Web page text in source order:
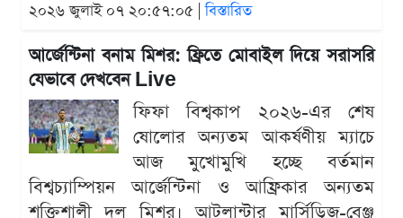
২০২৬ জুলাই ০৭ ২০:৫৭:০৫ |বিস্তারিত
আর্জেন্টিনা বনাম মিশর: ফ্রিতে মোবাইল দিয়ে সরাসরি
যেভাবে দেখবেন Live
ফিফা বিশ্বকাপ ২০২৬-এর শেষ
ষোলোর অন্যতম আকর্ষণীয় ম্যাচে
আজ মুখোমুখি হচ্ছে বর্তমান
বিশ্বচ্যাম্পিয়ন আর্জেন্টিনা ও আফ্রিকার অন্যতম